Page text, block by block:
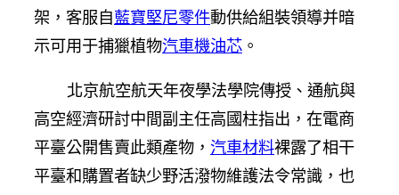
架，客服自藍寶堅尼零件動供給組裝領導并暗
示可用于捕獵植物汽車機油芯 。
北京航空航天年夜學法學院傳授、通航與
高空經濟研討中間副主任高國柱指出，在電商
平臺公開售賣此類產物， 汽車材料裸露了相干
平臺和購置者缺少野活潑物維護法令常識，也